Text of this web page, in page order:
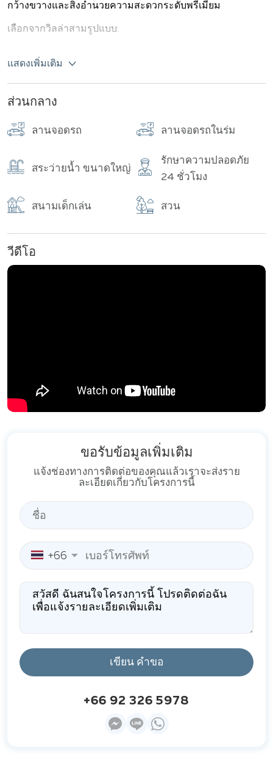
กว้างขวางและสิ่งอำนวยความสะดวกระดับพรีเมียม
เลือกจากวิลล่าสามรูปแบบ:
สำหรับผู้ที่ชอบการใช้ชีวิตในบ้านชั้นเดียวที่ทันสมัย
มาเพื่อเพิ่มพื้นที่ใช้สอยและความสะดวกสบายในทุกระดับ
แบบบ้านOnyx:วิลล่าสองชั้นที่ยิ่งใหญ่ มี4ห้องนอน ซึ่งเป็น
บ้านทุกแบบมีการตกแต่งที่หรูหรา สระว่ายน้ำส่วนตัว และพื้นที่
ข้ามในการสร้างที่พักที่สมบูรณ์แบบของคุณในพัทยา ไม่ว่าคุณ
สไตล์
แสดงเพิ่มเติม
ส่วนกลาง
ลานจอดรถ ลานจอดรถในร่ม
สระว่ายน้ำ ขนาดใหญ่
รักษาความปลอดภัย
24 ชั่วโมง
สนามเด็กเล่น สวน
วีดีโอ
ขอรับข้อมูลเพิ่มเติม
แจ้งช่องทางการติดต่อของคุณแล้วเราจะส่งราย
ละเอียดเกี่ยวกับโครงการนี้
+66
เขียน คำขอ
+66 92 326 5978